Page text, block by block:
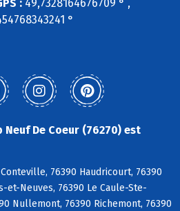
:49,7328164676709 ° ,
°
De Coeur (76270) est
76390 Haudricourt, 76390
et-Neuves, 76390 Le Caule-Ste-
Nullemont, 76390 Richemont, 76390